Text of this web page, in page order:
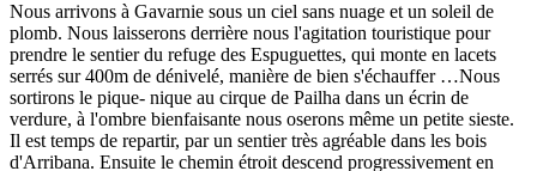
Nous arrivons à Gavarnie sous un ciel sans nuage et un soleil de
plomb. Nous laisserons derrière nous l'agitation touristique pour
prendre le sentier du refuge des Espuguettes, qui monte en lacets
serrés sur 400m de dénivelé, manière de bien s'échauffer …Nous
sortirons le pique- nique au cirque de Pailha dans un écrin de
verdure, à l'ombre bienfaisante nous oserons même un petite sieste.
Il est temps de repartir, par un sentier très agréable dans les bois
d'Arribana. Ensuite le chemin étroit descend progressivement en